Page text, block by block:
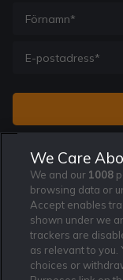
Jag vill få
och villkor gäller. *
Affiliate Modell
We Care
We and our 1008
browsing data or
Accept enables
shown under we
trackers are
as relevant to you.
choices or